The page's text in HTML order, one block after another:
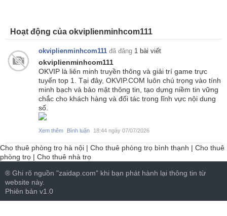
Hoạt động của okviplienminhcom111
okviplienminhcom111 đã đăng 1 bài viết
okviplienminhcom111
OKVIP là liên minh truyền thông và giải trí game trực
tuyến top 1. Tại đây, OKVIP.COM luôn chú trọng vào tính
minh bạch và bảo mật thông tin, tạo dựng niềm tin vững
chắc cho khách hàng và đối tác trong lĩnh vực nội dung
số.
Xem thêm Bình luận 18:44 ngày 07/07/2026
Cho thuê phòng trọ hà nội | Cho thuê phòng trọ bình thạnh | Cho thuê
phòng trọ | Cho thuê nhà trọ
® Ghi rõ nguồn "zaidap.com" khi bạn phát hành lại thông tin từ
website này.
Phiên bản v1.0